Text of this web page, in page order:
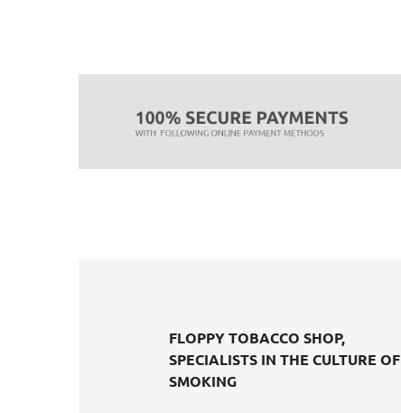
FLOPPY TOBACCO SHOP,
SPECIALISTS IN THE CULTURE OF
SMOKING